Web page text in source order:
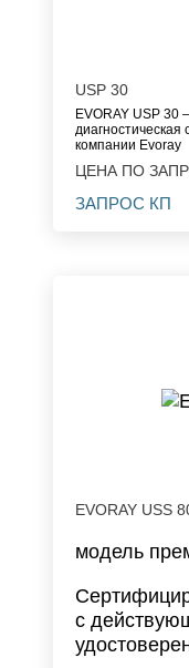
USP 30
EVORAY USP 30
диагностическая
компании Evoray
ЦЕНА ПО
ЗАПРОС КП
EVORAY USS
модель
с